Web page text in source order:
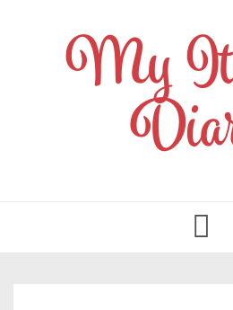
My
Toggle